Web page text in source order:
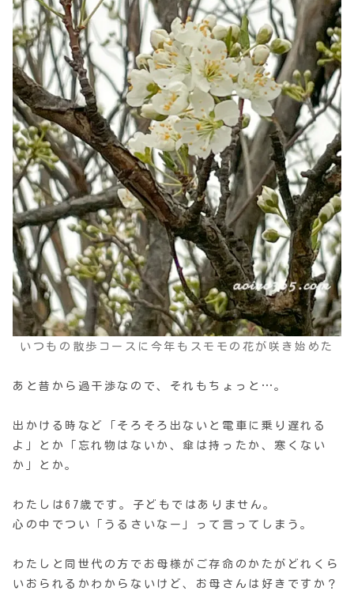
いつもの散歩コースに今年もスモモの花が咲き始めた
あと昔から過干渉なので、それもちょっと…。
出かける時など「そろそろ出ないと電車に乗り遅れる
よ」とか「忘れ物はないか、傘は持ったか、寒くない
か」とか。
わたしは67歳です。子どもではありません。
心の中でつい「うるさいなー」って言ってしまう。
わたしと同世代の方でお母様がご存命のかたがどれくら
いおられるかわからないけど、お母さんは好きですか？